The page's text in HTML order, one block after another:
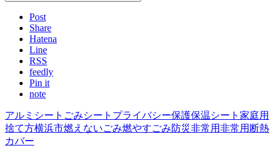
Post
Share
Hatena
Line
RSS
feedly
Pin it
note
アルミシート ごみシート プライバシー保護保温シート 家庭用
捨て方横浜市燃えないごみ燃やすごみ防災非常用非常用断熱
カバー